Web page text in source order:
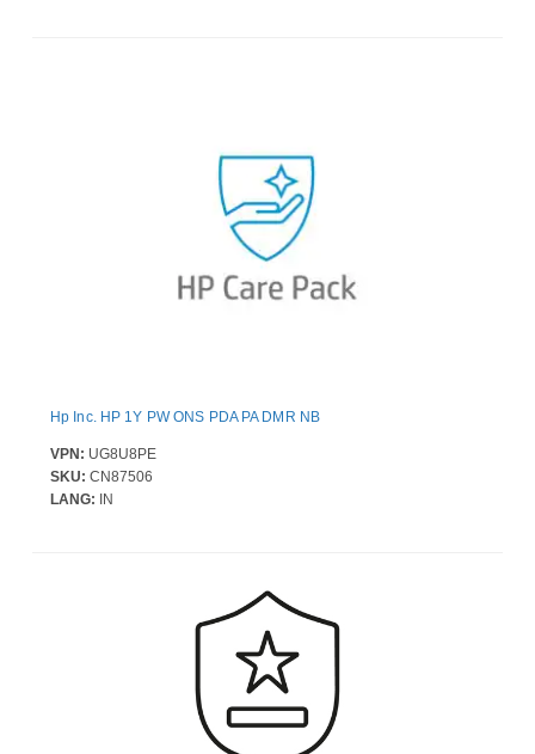
Hp Inc. HP 1Y PW ONS PDA PA DMR NB
VPN: UG8U8PE
SKU: CN87506
LANG: IN